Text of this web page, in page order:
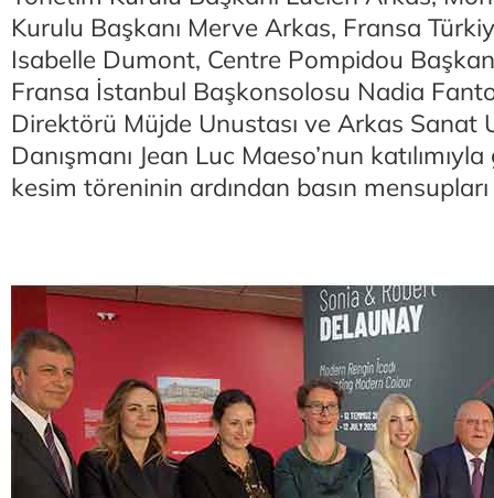
Kurulu Başkanı Merve Arkas, Fransa
Isabelle Dumont, Centre Pompidou
Fransa İstanbul Başkonsolosu Nadia
Direktörü Müjde Unustası ve Arkas Sanat
Danışmanı Jean Luc Maeso’nun
kesim töreninin ardından basın